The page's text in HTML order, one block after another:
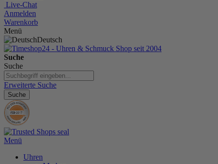
Live-Chat
Anmelden
Warenkorb
Menü
Deutsch
Suche
Suche
Erweiterte Suche
Suche
Menü
Uhren